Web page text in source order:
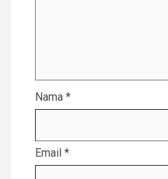
Nama *
Email *